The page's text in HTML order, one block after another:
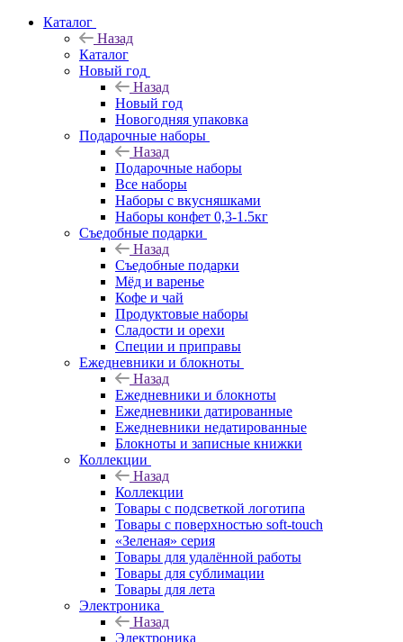
Каталог
Назад
Каталог
Новый год
Назад
Новый год
Новогодняя упаковка
Подарочные наборы
Назад
Подарочные наборы
Все наборы
Наборы с вкусняшками
Наборы конфет 0,3-1.5кг
Съедобные подарки
Назад
Съедобные подарки
Мёд и варенье
Кофе и чай
Продуктовые наборы
Сладости и орехи
Специи и приправы
Ежедневники и блокноты
Назад
Ежедневники и блокноты
Ежедневники датированные
Ежедневники недатированные
Блокноты и записные книжки
Коллекции
Назад
Коллекции
Товары с подсветкой логотипа
Товары с поверхностью soft-touch
«Зеленая» серия
Товары для удалённой работы
Товары для сублимации
Товары для лета
Электроника
Назад
Электроника